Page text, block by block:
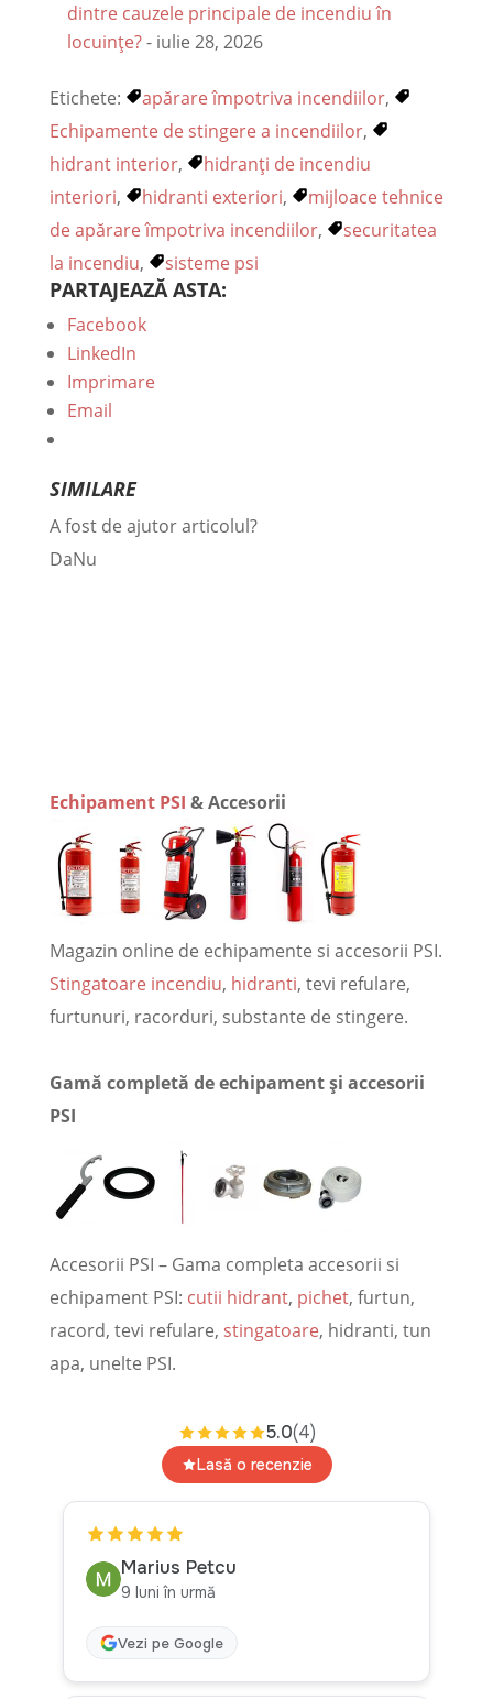
dintre cauzele principale de incendiu în
locuințe?- iulie 28, 2026
Etichete: apărare împotriva incendiilor,
Echipamente de stingere a incendiilor,
hidrant interior,
hidranţi de incendiu
interiori, hidranti exteriori,
mijloace tehnice
de apărare împotriva incendiilor,
securitatea
la incendiu, sisteme psi
PARTAJEAZĂ ASTA:
Facebook
LinkedIn
Imprimare
Email
SIMILARE
A fost de ajutor articolul?
DaNu
Echipament PSI & Accesorii
Magazin online de echipamente si accesorii PSI.
Stingatoare incendiu, hidranti, tevi refulare,
furtunuri, racorduri, substante de stingere.
Gamă completă de echipament și accesorii
PSI
Accesorii PSI – Gama completa accesorii si
echipament PSI: cutii hidrant, pichet, furtun,
racord, tevi refulare, stingatoare, hidranti, tun
apa, unelte PSI.